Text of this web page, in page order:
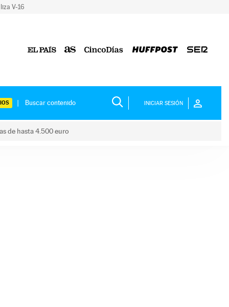
V-16
INICIAR SESIÓN
de hasta 4.500 euro